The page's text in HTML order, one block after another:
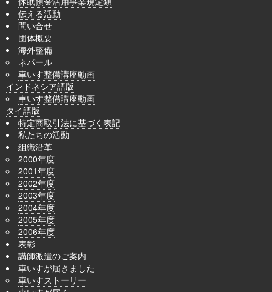
伝える活動
問い合せ
団体概要
海外整備
ネパール
車いす整備講座動画
インドネシア語版
車いす整備講座動画
タイ語版
特定商取引法に基づく表記
私たちの活動
組織沿革
2000年度
2001年度
2002年度
2003年度
2004年度
2005年度
2006年度
表彰
講師派遣のご案内
車いすが届きました
車いすストーリー